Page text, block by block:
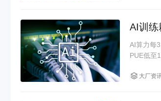
AI训练
AI算力每
PUE低至
大厂资